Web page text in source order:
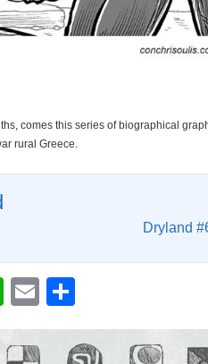
comes this series of biographical
rural Greece.
Dryland
WhatsApp
Email